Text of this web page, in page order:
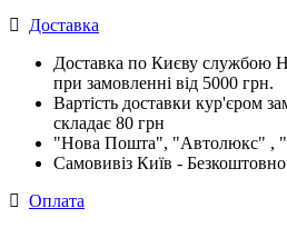
Доставка
Доставка по Києву службою
при замовленні від 5000 грн.
Вартість доставки кур'єром
складає 80 грн
"Нова Пошта", "Автолюкс" ,
Самовивіз Київ - Безкоштовно
Оплата